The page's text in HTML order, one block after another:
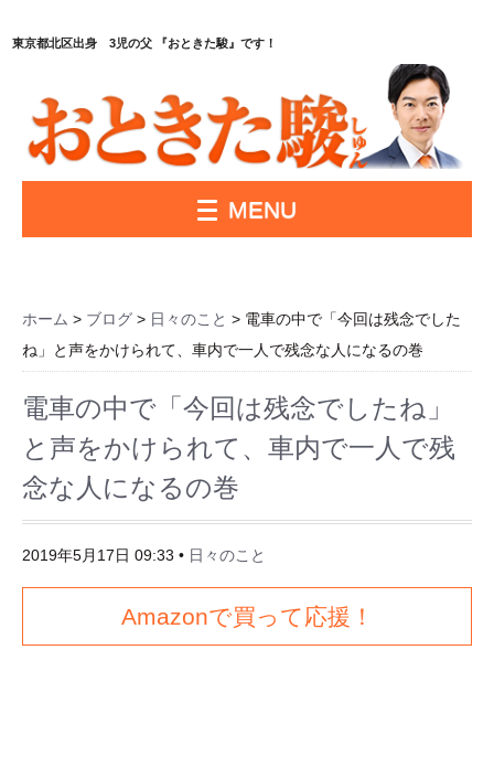
東京都北区出身 3児の父 『おときた駿』です！
MENU
ホーム > ブログ > 日々のこと > 電車の中で「今回は残念でした
ね」と声をかけられて、車内で一人で残念な人になるの巻
電車の中で「今回は残念でしたね」
と声をかけられて、車内で一人で残
念な人になるの巻
2019年5月17日 09:33 • 日々のこと
Amazonで買って応援！